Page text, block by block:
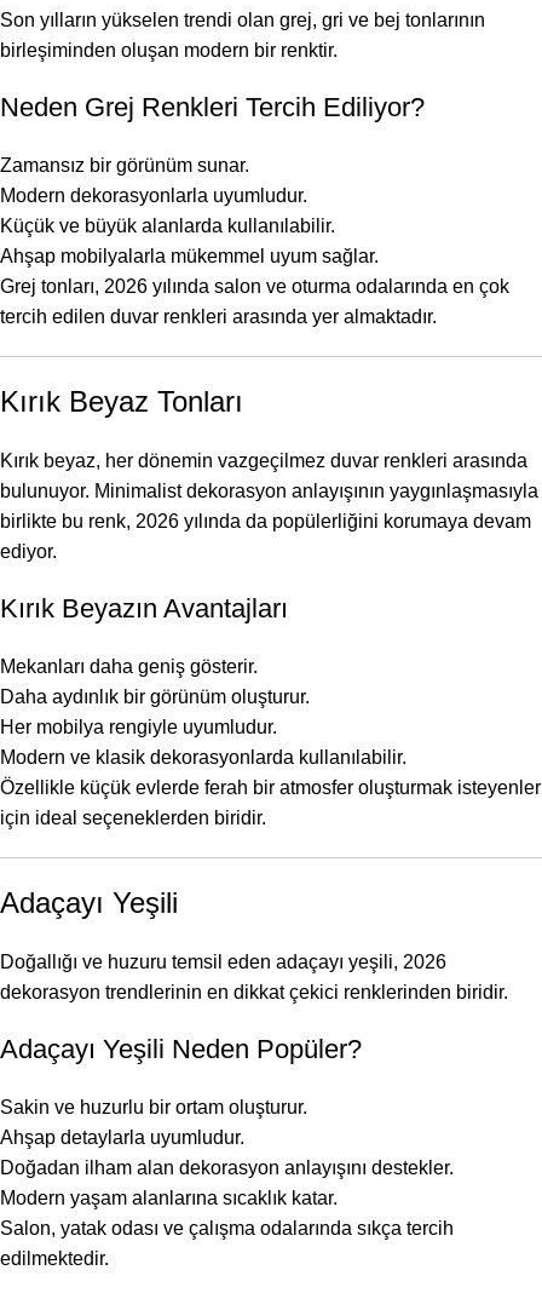
Son yılların yükselen trendi olan grej, gri ve bej tonlarının
birleşiminden oluşan modern bir renktir.
Neden Grej Renkleri Tercih Ediliyor?
Zamansız bir görünüm sunar.
Modern dekorasyonlarla uyumludur.
Küçük ve büyük alanlarda kullanılabilir.
Ahşap mobilyalarla mükemmel uyum sağlar.
Grej tonları, 2026 yılında salon ve oturma odalarında en çok
tercih edilen duvar renkleri arasında yer almaktadır.
Kırık Beyaz Tonları
Kırık beyaz, her dönemin vazgeçilmez duvar renkleri arasında
bulunuyor. Minimalist dekorasyon anlayışının yaygınlaşmasıyla
birlikte bu renk, 2026 yılında da popülerliğini korumaya devam
ediyor.
Kırık Beyazın Avantajları
Mekanları daha geniş gösterir.
Daha aydınlık bir görünüm oluşturur.
Her mobilya rengiyle uyumludur.
Modern ve klasik dekorasyonlarda kullanılabilir.
Özellikle küçük evlerde ferah bir atmosfer oluşturmak isteyenler
için ideal seçeneklerden biridir.
Adaçayı Yeşili
Doğallığı ve huzuru temsil eden adaçayı yeşili, 2026
dekorasyon trendlerinin en dikkat çekici renklerinden biridir.
Adaçayı Yeşili Neden Popüler?
Sakin ve huzurlu bir ortam oluşturur.
Ahşap detaylarla uyumludur.
Doğadan ilham alan dekorasyon anlayışını destekler.
Modern yaşam alanlarına sıcaklık katar.
Salon, yatak odası ve çalışma odalarında sıkça tercih
edilmektedir.